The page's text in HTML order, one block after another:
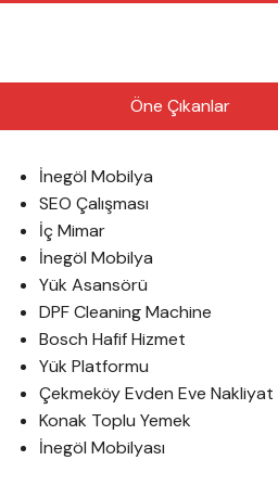
Öne Çıkanlar
İnegöl Mobilya
SEO Çalışması
İç Mimar
İnegöl Mobilya
Yük Asansörü
DPF Cleaning Machine
Bosch Hafif Hizmet
Yük Platformu
Çekmeköy Evden Eve Nakliyat
Konak Toplu Yemek
İnegöl Mobilyası